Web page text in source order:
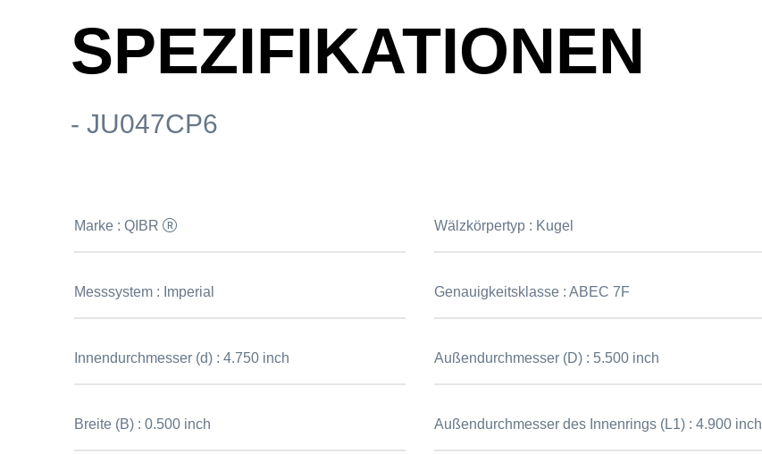
SPEZIFIKATIONEN
- JU047CP6
Marke :QIBR Wälzkörpertyp : Kugel
Messsystem : Imperial Genauigkeitsklasse :ABEC 7F
Innendurchmesser (d) :4.750 inch Außendurchmesser (D) : 5.500 inch
Breite (B) :0.500 inch Außendurchmesser des Innenrings (L1) :4.900 inch